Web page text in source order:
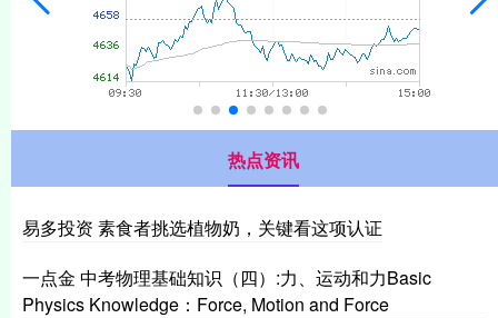
热点资讯
易多投资 素食者挑选植物奶，关键看这项认证
一点金 中考物理基础知识（四）:力、运动和力Basic
Physics Knowledge：Force, Motion and Force